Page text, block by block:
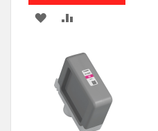
AJOUTER
LISTE
D’ENVIE
COMPARATEUR